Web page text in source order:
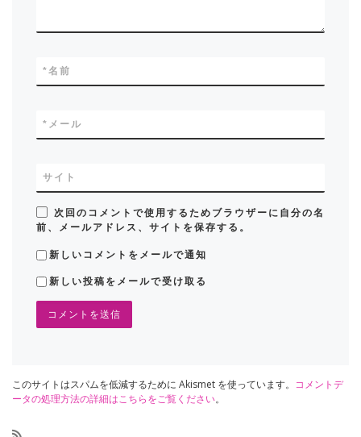
名前
*
メール
*
サイト
次回のコメントで使用するためブラウザーに自分の名
前、メールアドレス、サイトを保存する。
新しいコメントをメールで通知
新しい投稿をメールで受け取る
このサイトはスパムを低減するために Akismet を使っています。 コメントデ
ータの処理方法の詳細はこちらをご覧ください。